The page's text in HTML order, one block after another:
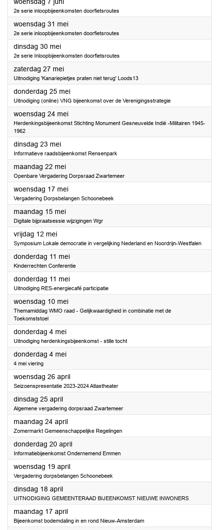
2e serie inloopbijeenkomsten doorfietsroutes
woensdag 31 mei2023
2e serie inloopbijeenkomsten doorfietsroutes
dinsdag 30 mei2023
2e serie Inloopbijeenkomsten doorfietsroutes
zaterdag 27 mei2023
Uitnodiging 'Kanariepietjes praten niet terug' Loods13
donderdag 25 mei2023
Uitnodiging (online) VNG bijeenkomst over de Verenigingsstrategie
woensdag 24 mei2023
Herdenkingsbijeenkomst Stichting Monument Gesneuvelde Indië -Militairen 1945-
1962
dinsdag 23 mei2023
Informatieve raadsbijeenkomst Rensenpark
maandag 22 mei2023
Openbare Vergadering Dorpsraad Zwartemeer
woensdag 17 mei2023
Vergadering Dorpsbelangen Schoonebeek
maandag 15 mei2023
Digitale bijpraatsessie wijzigingen Wgr
vrijdag 12 mei2023
Symposium Lokale democratie in vergelijking Nederland en Noordrijn-Westfalen
donderdag 11 mei2023
Kinderrechten Conferentie
donderdag 11 mei2023
Uitnodiging RES-energiecafé participatie
woensdag 10 mei2023
Themamiddag WMO raad - Gelijkwaardigheid in combinatie met de
Toekomststoel
donderdag 4 mei2023
Uitnodiging herdenkingsbijeenkomst - stille tocht
donderdag 4 mei2023
4 mei viering
woensdag 26 april2023
Seizoenspresentatie 2023-2024 Atlastheater
dinsdag 25 april2023
Algemene vergadering dorpsraad Zwartemeer
maandag 24 april2023
Zomermarkt Gemeenschappelijke Regelingen
donderdag 20 april2023
Informatiebijeenkomst Ondernemend Emmen
woensdag 19 april2023
Vergadering dorpsbelangen Schoonebeek
dinsdag 18 april2023
UITNODIGING GEMEENTERAAD BIJEENKOMST NIEUWE INWONERS
maandag 17 april2023
Bijeenkomst bodemdaling in en rond Nieuw-Amsterdam